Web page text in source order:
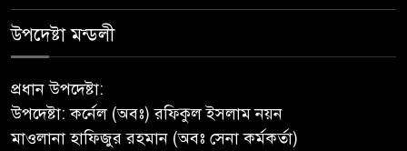
লুটের অভিযোগ
উপদেষ্টা মন্ডলী
প্রধান উপদেষ্টা:
উপদেষ্টা: কর্নেল (অবঃ) রফিকুল ইসলাম নয়ন
মাওলানা হাফিজুর রহমান (অবঃ সেনা কর্মকর্তা)